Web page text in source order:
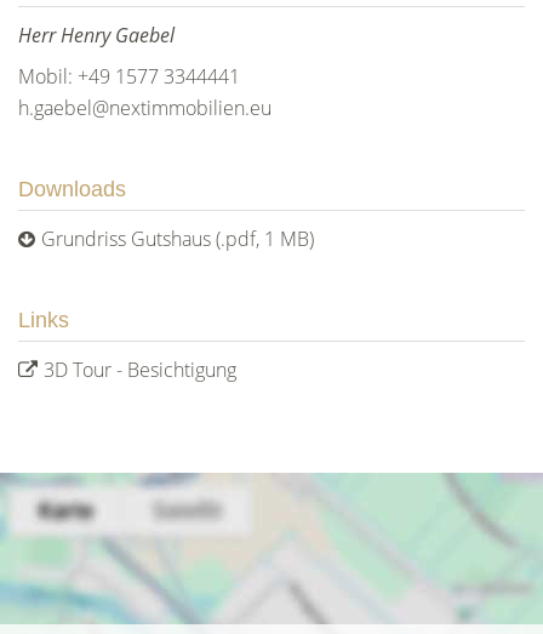
Herr Henry Gaebel
Mobil: +49 1577 3344441
h.gaebel@nextimmobilien.eu
Downloads
Grundriss Gutshaus (.pdf, 1 MB)
Links
3D Tour - Besichtigung